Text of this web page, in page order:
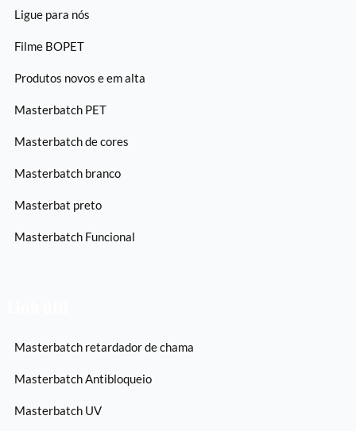
Ligue para nós
Filme BOPET
Produtos novos e em alta
Masterbatch PET
Masterbatch de cores
Masterbatch branco
Masterbat preto
Masterbatch Funcional
Masterbatch retardador de chama
Masterbatch Antibloqueio
Masterbatch UV